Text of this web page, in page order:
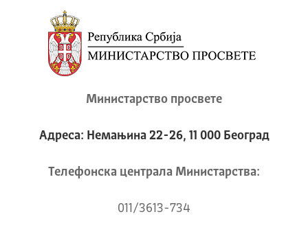
Министарство просвете
Адреса: Немањина 22-26, 11 000 Београд
Телeфонска централа Mинистарства:
011/3613-734